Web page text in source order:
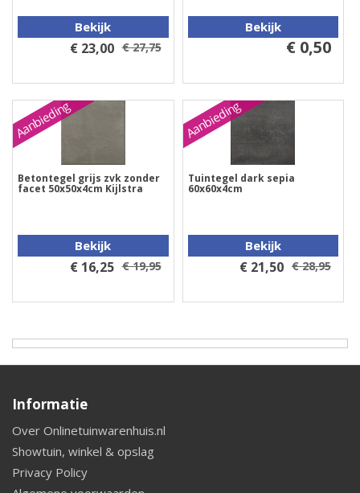
Bekijk
€ 23,00 € 27,75
Bekijk
€ 0,50
Aanbieding
Betontegel grijs zvk zonder
facet 50x50x4cm Kijlstra
Bekijk
€ 16,25 € 19,95
Aanbieding
Tuintegel dark sepia
60x60x4cm
Bekijk
€ 21,50 € 28,95
Informatie
Over Onlinetuinwarenhuis.nl
Showtuin, winkel & opslag
Privacy Policy